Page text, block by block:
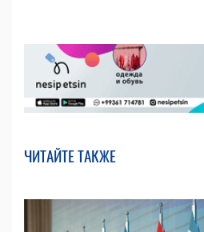
ЧИТАЙТЕ ТАКЖЕ